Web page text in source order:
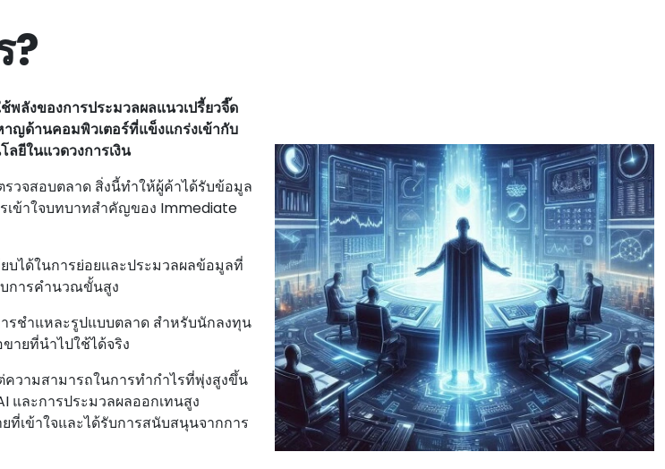
งของการประมวลผลแนวเปรี้ยวจี๊ด
ญด้านคอมพิวเตอร์ที่แข็งแกร่งเข้ากับ
ยีในแวดวงการเงิน
วจสอบตลาด สิ่งนี้ทําให้ผู้ค้าได้รับข้อมูล
ข้าใจบทบาทสําคัญของ Immediate
ได้ในการย่อยและประมวลผลข้อมูลที่
การคํานวณขั้นสูง
ชําแหละรูปแบบตลาด สําหรับนักลงทุน
ายที่นําไปใช้ได้จริง
วามสามารถในการทํากําไรที่พุ่งสูงขึ้น
และการประมวลผลออกเทนสูง
เข้าใจและได้รับการสนับสนุนจากการ